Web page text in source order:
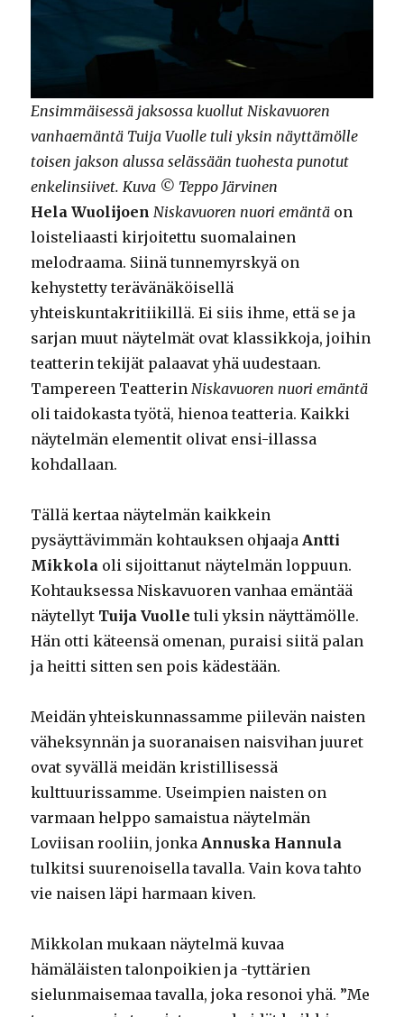
Ensimmäisessä jaksossa kuollut Niskavuoren
vanhaemäntä Tuija Vuolle tuli yksin näyttämölle
toisen jakson alussa selässään tuohesta punotut
enkelinsiivet. Kuva © Teppo Järvinen
Hela Wuolijoen Niskavuoren nuori emäntä on
loisteliaasti kirjoitettu suomalainen
melodraama. Siinä tunnemyrskyä on
kehystetty terävänäköisellä
yhteiskuntakritiikillä. Ei siis ihme, että se ja
sarjan muut näytelmät ovat klassikkoja, joihin
teatterin tekijät palaavat yhä uudestaan.
Tampereen Teatterin Niskavuoren nuori emäntä
oli taidokasta työtä, hienoa teatteria. Kaikki
näytelmän elementit olivat ensi-illassa
kohdallaan.
Tällä kertaa näytelmän kaikkein
pysäyttävimmän kohtauksen ohjaaja Antti
Mikkola oli sijoittanut näytelmän loppuun.
Kohtauksessa Niskavuoren vanhaa emäntää
näytellyt Tuija Vuolle tuli yksin näyttämölle.
Hän otti käteensä omenan, puraisi siitä palan
ja heitti sitten sen pois kädestään.
Meidän yhteiskunnassamme piilevän naisten
väheksynnän ja suoranaisen naisvihan juuret
ovat syvällä meidän kristillisessä
kulttuurissamme. Useimpien naisten on
varmaan helppo samaistua näytelmän
Loviisan rooliin, jonka Annuska Hannula
tulkitsi suurenoisella tavalla. Vain kova tahto
vie naisen läpi harmaan kiven.
Mikkolan mukaan näytelmä kuvaa
hämäläisten talonpoikien ja -tyttärien
sielunmaisemaa tavalla, joka resonoi yhä. ”Me